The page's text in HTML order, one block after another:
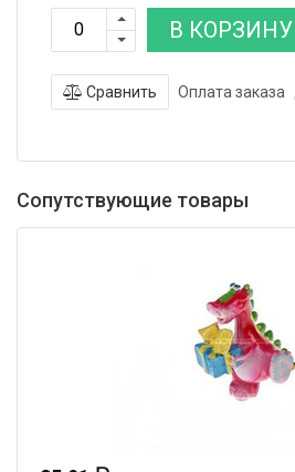
В КОРЗИНУ
Сравнить Оплата заказа
Сопутствующие товары